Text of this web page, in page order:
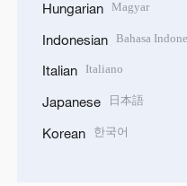
Hungarian Magyar
Indonesian Bahasa
Italian Italiano
Japanese 日本語
Korean 한국어